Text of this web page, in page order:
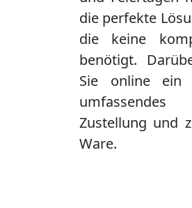
die perfekte
die keine
benötigt.
Sie online ein
Zustellung und
Ware.